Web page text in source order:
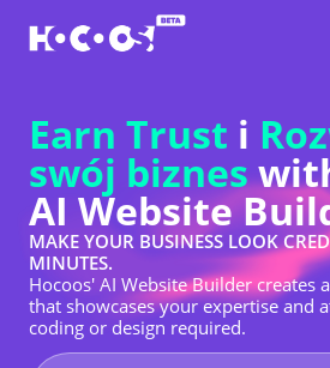
Earn Trust i
swój biznes
AI Website
MAKE YOUR BUSINESS LOOK
MINUTES.
Hocoos' AI Website Builder creates
that showcases your expertise and
coding or design required.